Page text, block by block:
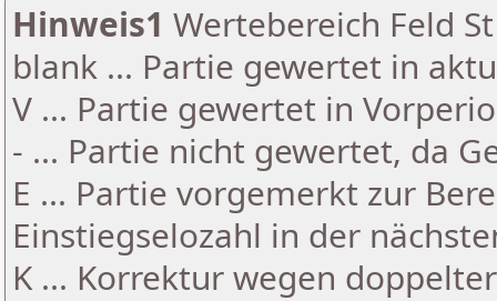
Hinweis1 Wertebereich Feld
blank ... Partie gewertet in
V ... Partie gewertet in
- ... Partie nicht gewertet, da
E ... Partie vorgemerkt zur
Einstiegselozahl in der
K ... Korrektur wegen